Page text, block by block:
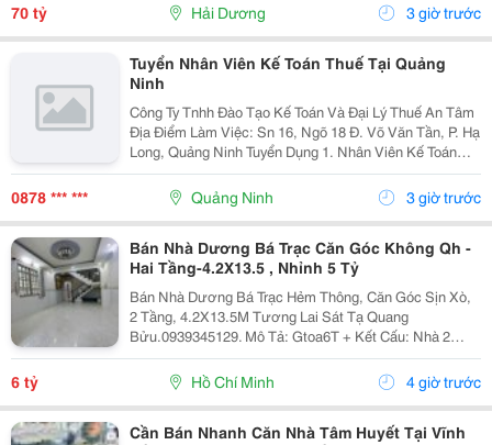
70 tỷ Hải Dương 3 giờ trước
Tuyển Nhân Viên Kế Toán Thuế Tại Quảng
Ninh
Công Ty Tnhh Đào Tạo Kế Toán Và Đại Lý Thuế An Tâm
Địa Điểm Làm Việc: Sn 16, Ngõ 18 Đ. Võ Văn Tần, P. Hạ
Long, Quảng Ninh Tuyển Dụng 1. Nhân Viên Kế Toán
Thuế : 05 Mô Tả Công Việc: &Bull; Thực Hiện Các Công
Việc Liên Quan Đến Kế Toán Thuế...
0878 *** *** Quảng Ninh 3 giờ trước
Bán Nhà Dương Bá Trạc Căn Góc Không Qh -
Hai Tầng-4.2X13.5 , Nhỉnh 5 Tỷ
Bán Nhà Dương Bá Trạc Hẻm Thông, Căn Góc Sịn Xò,
2 Tầng, 4.2X13.5M Tương Lai Sát Tạ Quang
Bửu.0939345129. Mô Tả: Gtoa6T + Kết Cấu: Nhà 2
Tầng Btct Kiên Cố, 2 Phòng. + Vị Trí: Ngay Dương Bá
Trạc Thông Tạ Quang Bửu, Âu Dương Lân, Nguyễn Thị
Tần, Dạ...
6 tỷ Hồ Chí Minh 4 giờ trước
Cần Bán Nhanh Căn Nhà Tâm Huyết Tại Vĩnh